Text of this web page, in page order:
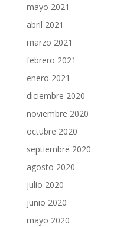
mayo 2021
abril 2021
marzo 2021
febrero 2021
enero 2021
diciembre 2020
noviembre 2020
octubre 2020
septiembre 2020
agosto 2020
julio 2020
junio 2020
mayo 2020